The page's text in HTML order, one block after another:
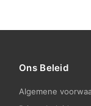
Ons Beleid
Algemene